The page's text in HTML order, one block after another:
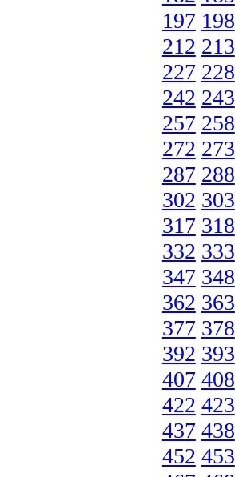
197 198
212 213
227 228
242 243
257 258
272 273
287 288
302 303
317 318
332 333
347 348
362 363
377 378
392 393
407 408
422 423
437 438
452 453